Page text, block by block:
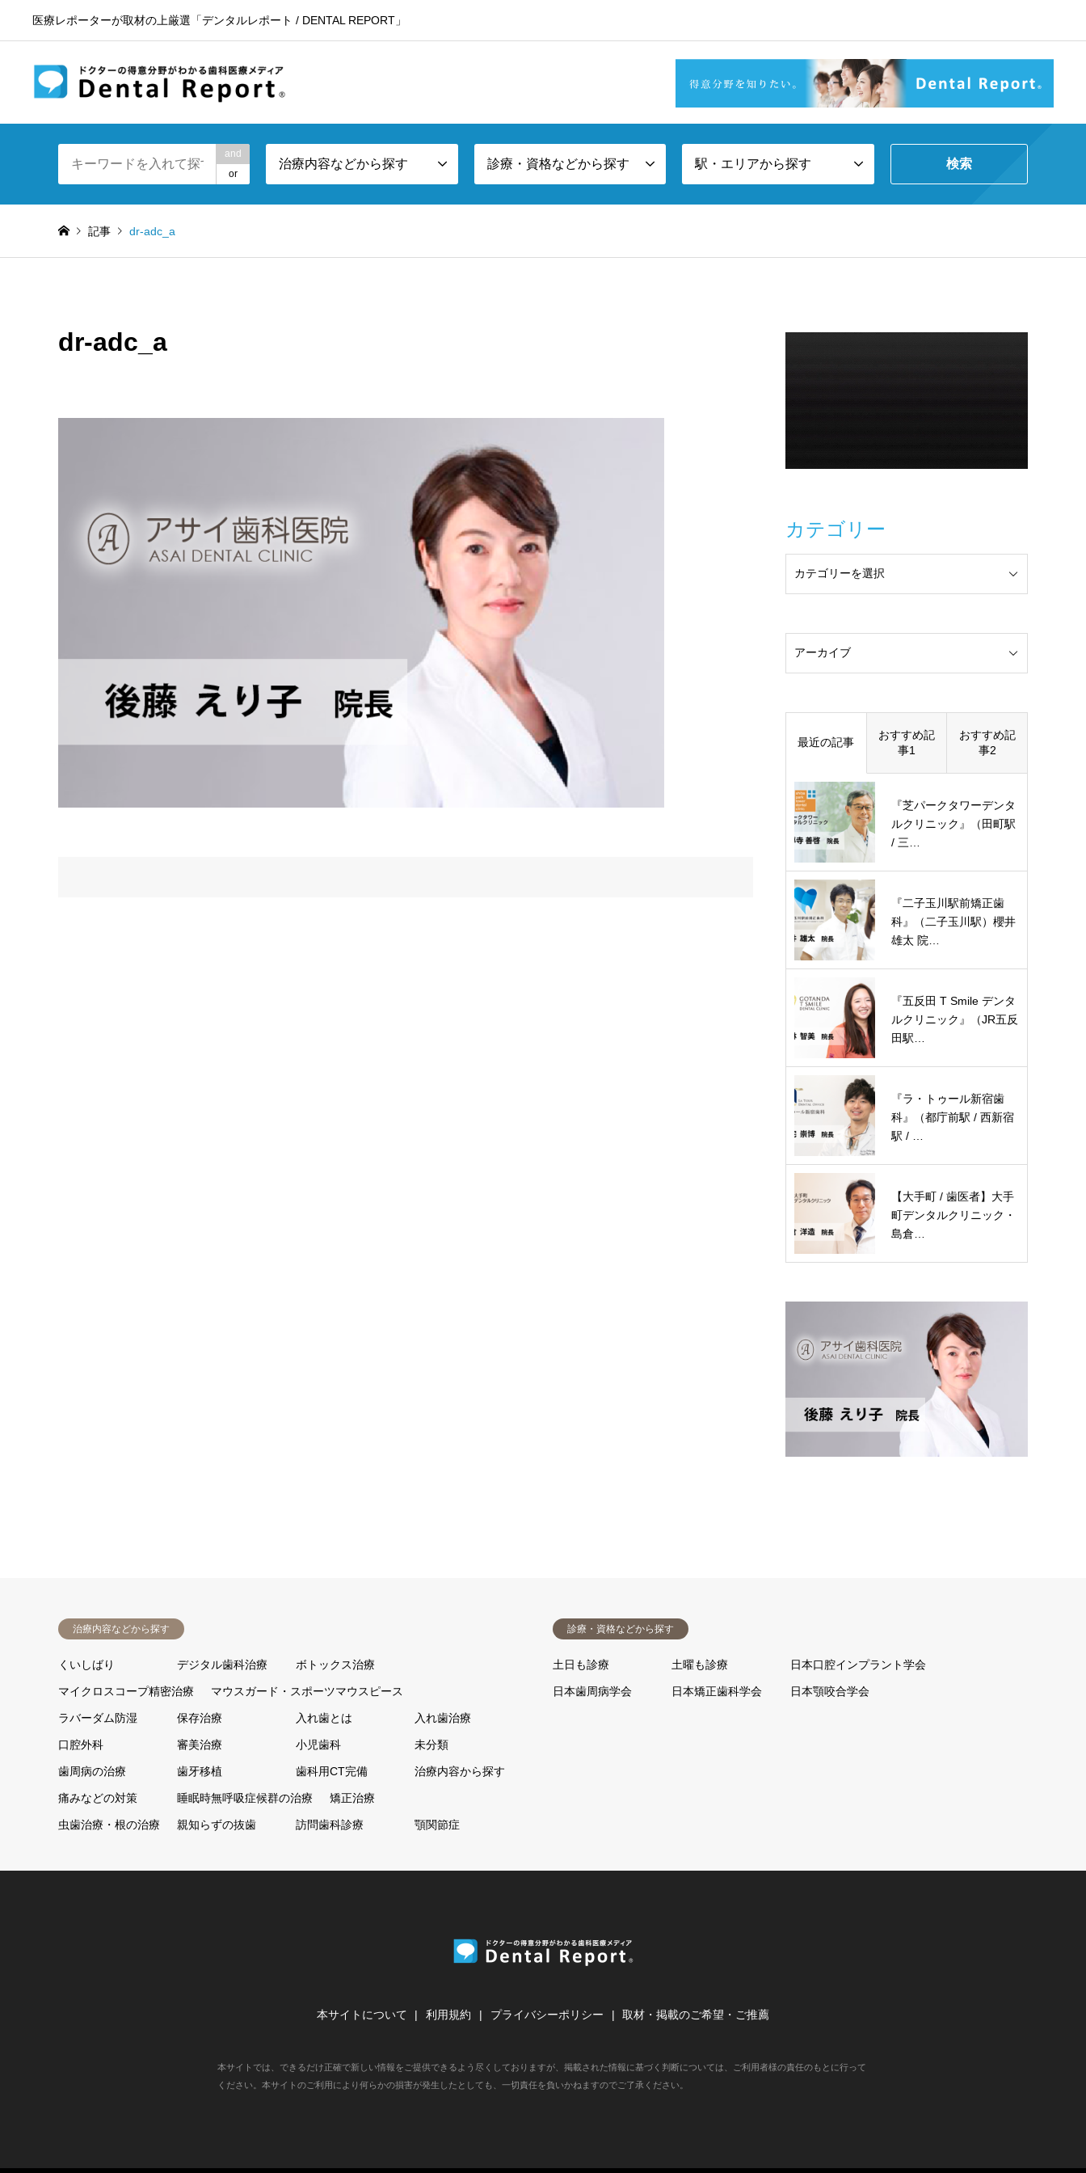
医療レポーターが取材の上厳選「デンタルレポート / DENTAL REPORT」
and
or
治療内容などから探す 診療・資格などから探す 駅・エリアから探す
記事 dr-adc_a
dr-adc_a
カテゴリー
最近の記事
おすすめ記
事1
おすすめ記
事2
『芝パークタワーデンタ
ルクリニック』（田町駅
/ 三…
『二子玉川駅前矯正歯
科』（二子玉川駅）櫻井
雄太 院…
『五反田 T Smile デンタ
ルクリニック』（JR五反
田駅…
『ラ・トゥール新宿歯
科』（都庁前駅 / 西新宿
駅 / …
【大手町 / 歯医者】大手
町デンタルクリニック・
島倉…
治療内容などから探す
くいしばり デジタル歯科治療 ボトックス治療
マイクロスコープ精密治療 マウスガード・スポーツマウスピース
ラバーダム防湿 保存治療 入れ歯とは 入れ歯治療
口腔外科 審美治療 小児歯科 未分類
歯周病の治療 歯牙移植 歯科用CT完備 治療内容から探す
痛みなどの対策 睡眠時無呼吸症候群の治療 矯正治療
虫歯治療・根の治療 親知らずの抜歯 訪問歯科診療 顎関節症
診療・資格などから探す
土日も診療 土曜も診療 日本口腔インプラント学会
日本歯周病学会 日本矯正歯科学会 日本顎咬合学会
本サイトについて 利用規約 プライバシーポリシー 取材・掲載のご希望・ご推薦
本サイトでは、できるだけ正確で新しい情報をご提供できるよう尽くしておりますが、掲載された情報に基づく判断については、ご利用者様の責任のもとに行って
ください。本サイトのご利用により何らかの損害が発生したとしても、一切責任を負いかねますのでご了承ください。